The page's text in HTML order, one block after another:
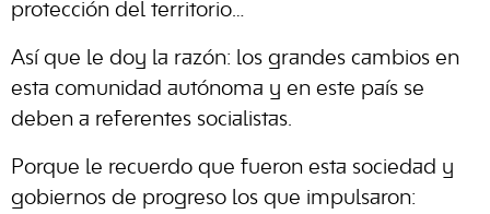
protección del territorio…
Así que le doy la razón: los grandes cambios en
esta comunidad autónoma y en este país se
deben a referentes socialistas.
Porque le recuerdo que fueron esta sociedad y
gobiernos de progreso los que impulsaron: